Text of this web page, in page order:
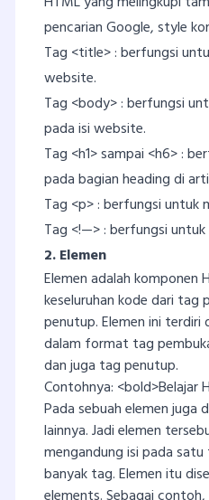
pencarian Google, style
Tag <title> : berfungsi
website.
Tag <body> : berfungsi
pada isi website.
Tag <h1> sampai <h6> :
pada bagian heading di
Tag <p> : berfungsi untuk
Tag <!—> : berfungsi
2. Elemen
Elemen adalah komponen
keseluruhan kode dari tag
penutup. Elemen ini
dalam format tag
dan juga tag penutup.
Contohnya: <bold>Belajar
Pada sebuah elemen juga
lainnya. Jadi elemen
mengandung isi pada
banyak tag. Elemen itu